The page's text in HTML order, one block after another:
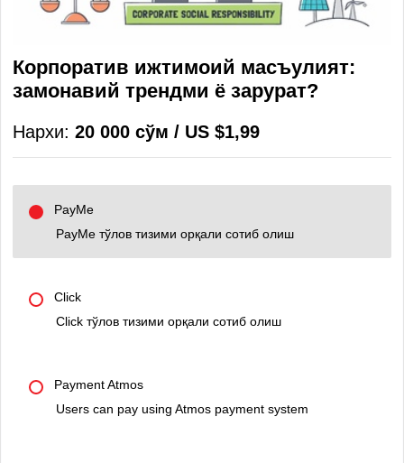
Корпоратив ижтимоий масъулият:
замонавий трендми ё зарурат?
Нархи: 20 000 сўм / US $1,99
PayMe
PayMe тўлов тизими орқали сотиб олиш
Click
Click тўлов тизими орқали сотиб олиш
Payment Atmos
Users can pay using Atmos payment system